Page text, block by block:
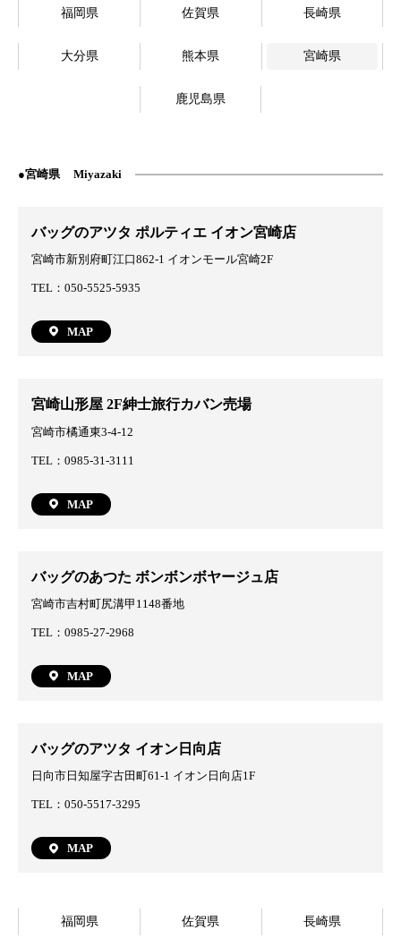
福岡県 佐賀県 長崎県
大分県 熊本県 宮崎県
鹿児島県
宮崎県 Miyazaki
バッグのアツタ ポルティエ イオン宮崎店
宮崎市新別府町江口862-1 イオンモール宮崎2F
TEL：050-5525-5935
MAP
宮崎山形屋 2F紳士旅行カバン売場
宮崎市橘通東3-4-12
TEL：0985-31-3111
MAP
バッグのあつた ボンボンボヤージュ店
宮崎市吉村町尻溝甲1148番地
TEL：0985-27-2968
MAP
バッグのアツタ イオン日向店
日向市日知屋字古田町61-1 イオン日向店1F
TEL：050-5517-3295
MAP
福岡県 佐賀県 長崎県